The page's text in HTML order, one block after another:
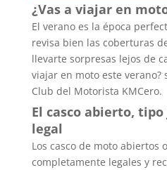
¿Vas a viajar en
El verano es la época
revisa bien las coberturas
llevarte sorpresas lejos de
viajar en moto este
Club del Motorista KMCero.
El casco abierto,
legal
Los casco de moto abiertos
completamente legales y